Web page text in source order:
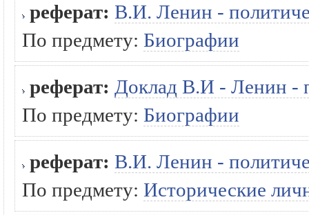
реферат: В.И. Ленин -
По предмету: Биографии
реферат: Доклад В.И - Ленин -
По предмету: Биографии
реферат: В.И. Ленин -
По предмету: Исторические